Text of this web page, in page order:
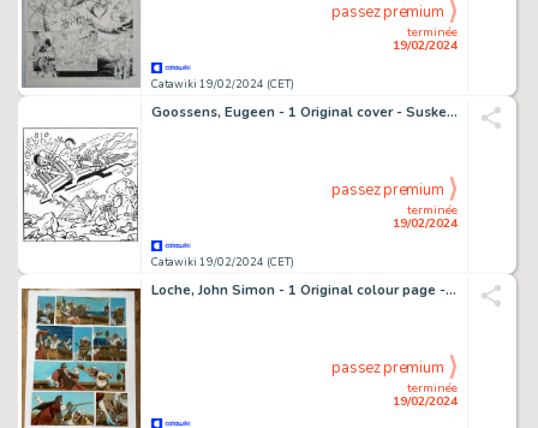
Catawiki 19/02/2024 (CET)
terminée
19/02/2024
passez premium
Goossens, Eugeen - 1 Original cover - Suske en Wiske 124 - Het Vliegende bed - 1988
Catawiki 19/02/2024 (CET)
terminée
19/02/2024
passez premium
Loche, John Simon - 1 Original colour page - Robin Hood T1 - Merriadek - 2002
terminée
19/02/2024
passez premium